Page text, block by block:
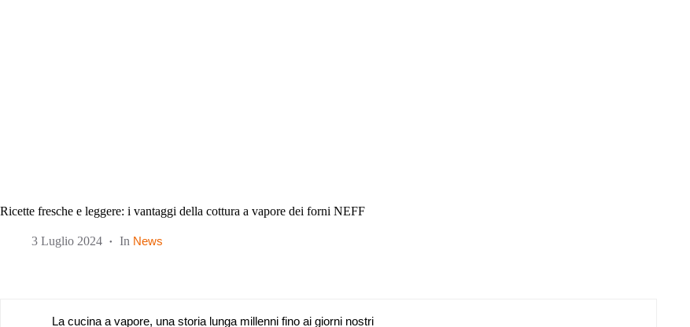
Ricette fresche e leggere: i vantaggi della cottura a vapore dei forni NEFF
3 Luglio 2024 In News
La cucina a vapore, una storia lunga millenni fino ai giorni nostri